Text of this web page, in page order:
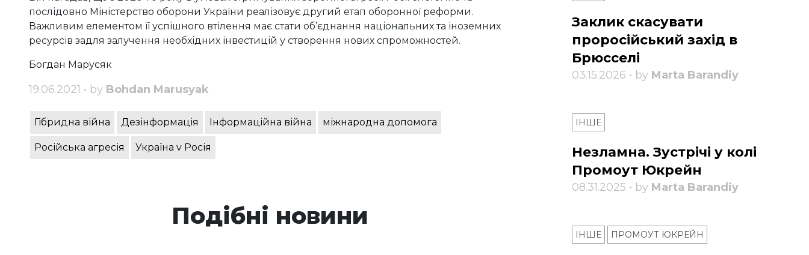
послідовно Міністерство оборони України реалізовує другий етап оборонної реформи.
Важливим елементом її успішного втілення має стати об’єднання національних та іноземних
ресурсів задля залучення необхідних інвестицій у створення нових спроможностей.
Богдан Марусяк
19.06.2021 • by Bohdan Marusyak
Гібридна війна Дезінформація Інформаційна війна міжнародна допомога
Російська агресія Україна v Росія
Подібні новини
Заклик скасувати
проросійський захід в
Брюсселі
03.15.2026 • by Marta Barandiy
ІНШЕ
Незламна. Зустрічі у колі
Промоут Юкрейн
08.31.2025 • by Marta Barandiy
ІНШЕ ПРОМОУТ ЮКРЕЙН